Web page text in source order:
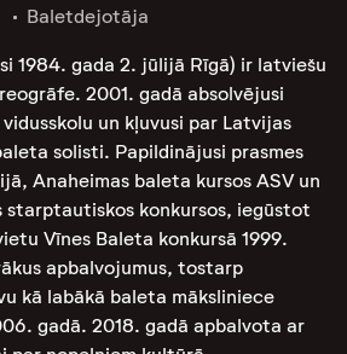
Baletdejotāja
1984. gada 2. jūlijā Rīgā) ir latviešu
2001. gadā absolvējusi
un kļuvusi par Latvijas
solisti. Papildinājusi prasmes
Anaheimas baleta kursos ASV un
konkursos, iegūstot
Vīnes Baleta konkursā 1999.
apbalvojumus, tostarp
kā labākā baleta māksliniece
gadā. 2018. gadā apbalvota ar